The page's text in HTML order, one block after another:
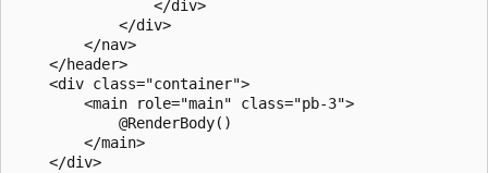
                </div>
            </div>
        </nav>
    </header>
    <div class="container">
        <main role="main" class="pb-3">
            @RenderBody()
        </main>
    </div>